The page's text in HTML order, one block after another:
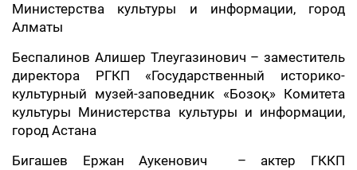
Министерства культуры и информации, город
Алматы
Беспалинов Алишер Тлеугазинович – заместитель
директора РГКП «Государственный историко-
культурный музей-заповедник «Бозоқ» Комитета
культуры Министерства культуры и информации,
город Астана
Бигашев Ержан Аукенович – актер ГККП